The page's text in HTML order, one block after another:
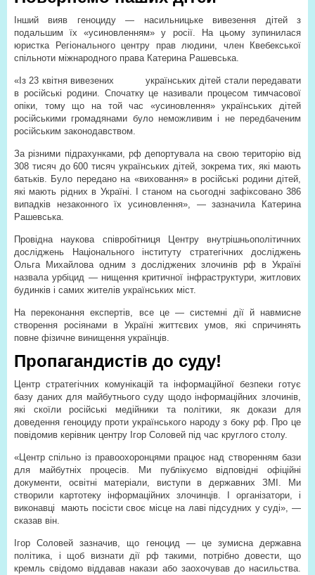
Інший вияв геноциду — насильницьке вивезення дітей з
подальшим їх «усиновленням» у росії. На цьому зупинилася
юристка Регіонального центру прав людини, член Квебекської
спільноти міжнародного права Катерина Рашевська.
«Із 23 квітня вивезених
українських дітей стали передавати
в російські родини. Спочатку це називали процесом тимчасової
опіки, тому що на той час «усиновлення» українських дітей
російськими громадянами було неможливим і не передбаченим
російським законодавством.
За різними підрахунками, рф депортувала на свою територію від
308 тисяч до 600 тисяч українських дітей, зокрема тих, які мають
батьків. Було передано на «виховання» в російські родини дітей,
які мають рідних в Україні. І станом на сьогодні зафіксовано 386
випадків незаконного їх усиновлення», — зазначила Катерина
Рашевська.
Провідна наукова співробітниця Центру внутрішньополітичних
досліджень Національного інституту стратегічних досліджень
Ольга Михайлова одним з досліджених злочинів рф в Україні
назвала урбіцид — нищення критичної інфраструктури, житлових
будинків і самих жителів українських міст.
На переконання експертів, все це — системні дії й навмисне
створення росіянами в Україні життєвих умов, які спричинять
повне фізичне винищення українців.
Пропагандистів до суду!
Центр стратегічних комунікацій та інформаційної безпеки готує
базу даних для майбутнього суду щодо інформаційних злочинів,
які скоїли російські медійники та політики, як докази для
доведення геноциду проти українського народу з боку рф. Про це
повідомив керівник центру Ігор Соловей під час круглого столу.
«Центр спільно із правоохоронцями працює над створенням бази
для майбутніх процесів. Ми публікуємо відповідні офіційні
документи, освітні матеріали, виступи в державних ЗМІ. Ми
створили картотеку інформаційних злочинців. І організатори, і
виконавці
мають посісти своє місце на лаві підсудних у суді», —
сказав він.
Ігор Соловей зазначив, що геноцид — це зумисна державна
політика, і щоб визнати дії рф такими, потрібно довести, що
кремль свідомо віддавав накази або заохочував до насильства.